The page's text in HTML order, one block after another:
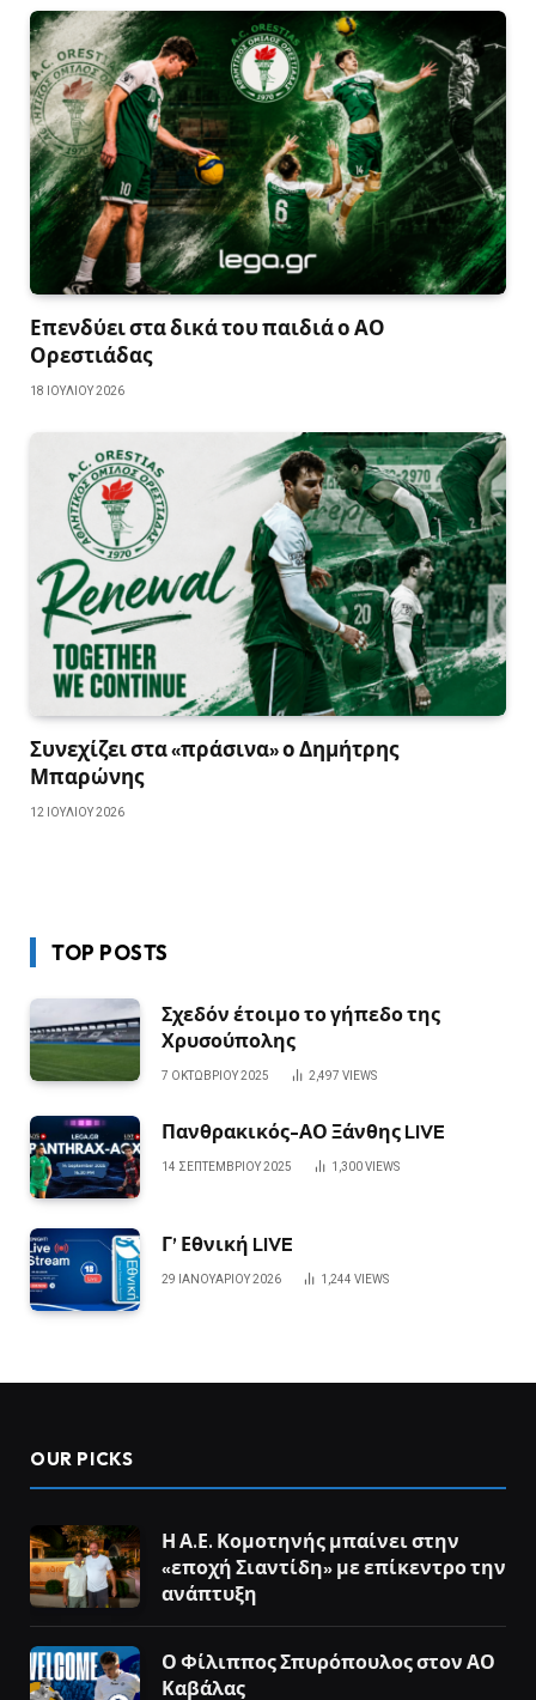
Επενδύει στα δικά του παιδιά ο ΑΟ
Ορεστιάδας
18 ΙΟΥΛΊΟΥ 2026
Συνεχίζει στα «πράσινα» ο Δημήτρης
Μπαρώνης
12 ΙΟΥΛΊΟΥ 2026
TOP POSTS
Σχεδόν έτοιμο το γήπεδο της
Χρυσούπολης
7 ΟΚΤΩΒΡΊΟΥ 2025 2,497 VIEWS
Πανθρακικός-ΑΟ Ξάνθης LIVE
14 ΣΕΠΤΕΜΒΡΊΟΥ 2025 1,300VIEWS
Γ’ Εθνική LIVE
29 ΙΑΝΟΥΑΡΊΟΥ 2026 1,244 VIEWS
OUR PICKS
Η Α.Ε. Κομοτηνής μπαίνει στην
«εποχή Σιαντίδη» με επίκεντρο την
ανάπτυξη
Ο Φίλιππος Σπυρόπουλος στον ΑΟ
Καβάλας